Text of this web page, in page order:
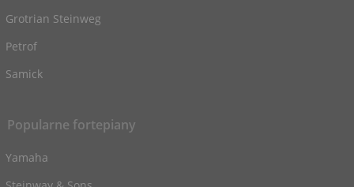
Grotrian Steinweg
Petrof
Samick
Popularne fortepiany
Yamaha